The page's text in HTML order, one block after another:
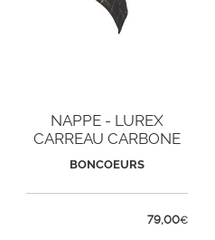
NAPPE - LUREX
CARREAU CARBONE
BONCOEURS
79,00€